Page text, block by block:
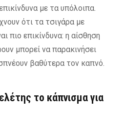
με τα υπόλοιπα.
ότι τα τσιγάρα με
πιο επικίνδυνα: η αίσθηση
μπορεί να παρακινήσει
βαθύτερα τον καπνό.
το κάπνισμα για